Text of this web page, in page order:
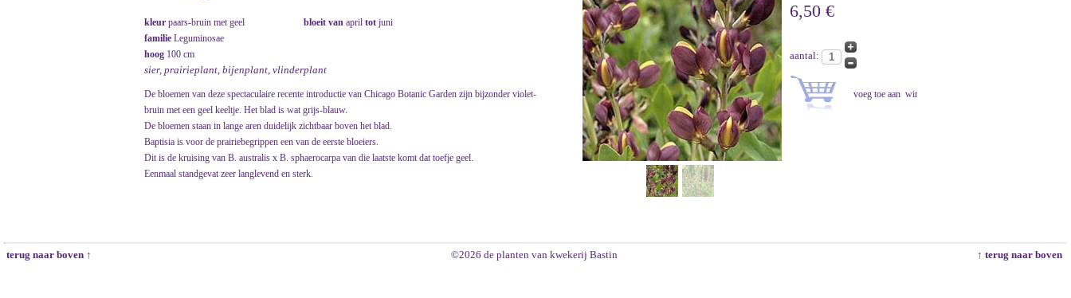
kleur paars-bruin met geel bloeit van april tot juni
familie Leguminosae
hoog 100 cm
sier, prairieplant, bijenplant, vlinderplant
De bloemen van deze spectaculaire recente introductie van Chicago Botanic Garden zijn bijzonder violet-
bruin met een geel keeltje. Het blad is wat grijs-blauw.
De bloemen staan in lange aren duidelijk zichtbaar boven het blad.
Baptisia is voor de prairiebegrippen een van de eerste bloeiers.
Dit is de kruising van B. australis x B. sphaerocarpa van die laatste komt dat toefje geel.
Eenmaal standgevat zeer langlevend en sterk.
6,50 €
aantal:
terug naar boven ↑ ©2026 de planten van kwekerij Bastin ↑ terug naar boven